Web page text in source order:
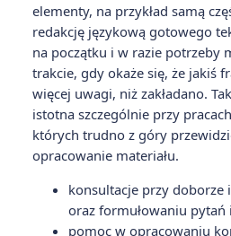
elementy, na przykład samą
redakcję językową gotowego
na początku i w razie potrzeby
trakcie, gdy okaże się, że jakiś
więcej uwagi, niż zakładano.
istotna szczególnie przy
których trudno z góry
opracowanie materiału.
konsultacje przy doborze
oraz formułowaniu pytań
pomoc w opracowaniu